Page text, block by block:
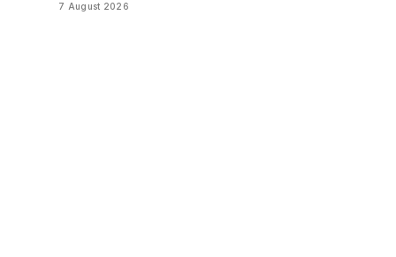
7 August 2026